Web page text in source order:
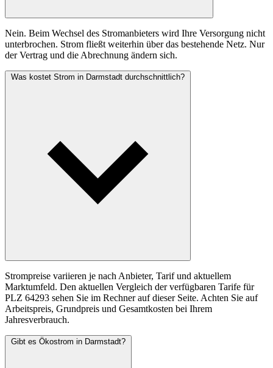
Nein. Beim Wechsel des Stromanbieters wird Ihre Versorgung nicht
unterbrochen. Strom fließt weiterhin über das bestehende Netz. Nur
der Vertrag und die Abrechnung ändern sich.
Was kostet Strom in Darmstadt durchschnittlich?
Strompreise variieren je nach Anbieter, Tarif und aktuellem
Marktumfeld. Den aktuellen Vergleich der verfügbaren Tarife für
PLZ 64293 sehen Sie im Rechner auf dieser Seite. Achten Sie auf
Arbeitspreis, Grundpreis und Gesamtkosten bei Ihrem
Jahresverbrauch.
Gibt es Ökostrom in Darmstadt?